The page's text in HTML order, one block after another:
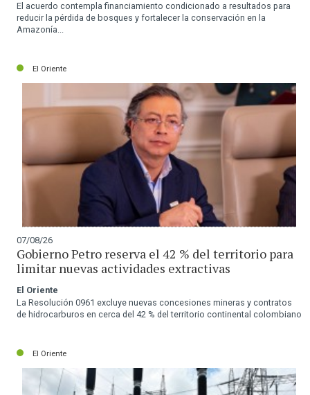
El acuerdo contempla financiamiento condicionado a resultados para
reducir la pérdida de bosques y fortalecer la conservación en la
Amazonía...
El Oriente
07/08/26
Gobierno Petro reserva el 42 % del territorio para
limitar nuevas actividades extractivas
El Oriente
La Resolución 0961 excluye nuevas concesiones mineras y contratos
de hidrocarburos en cerca del 42 % del territorio continental colombiano
El Oriente